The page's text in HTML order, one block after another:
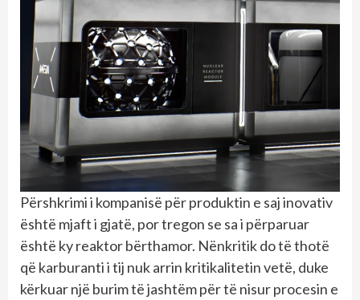
Përshkrimi i kompanisë për produktin e saj inovativ
është mjaft i gjatë, por tregon se sa i përparuar
është ky reaktor bërthamor. Nënkritik do të thotë
që karburanti i tij nuk arrin kritikalitetin vetë, duke
kërkuar një burim të jashtëm për të nisur procesin e